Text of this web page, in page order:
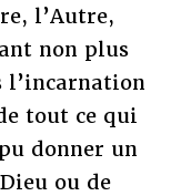
l’Autre,
non plus
l’incarnation
tout ce qui
donner un
ou de